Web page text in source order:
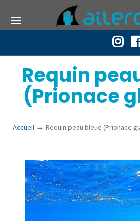
Requin
(Prionace
Accueil → Requin peau bleue (Prionace